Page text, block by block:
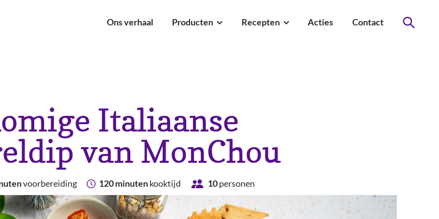
Ons verhaal Producten
Original Verse Roomkaas
Zacht & Luchtig
Recepten Acties Contact
Zoeken
Italiaanse
van MonChou
voorbereiding 120 minutenkooktijd 10personen